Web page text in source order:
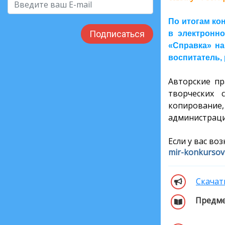
Подписаться
По итогам
в
«Справка»
воспитатель,
Авторские
творческих
Если у вас
mir-